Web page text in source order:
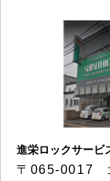
進栄ロックサービ
〒065-0017